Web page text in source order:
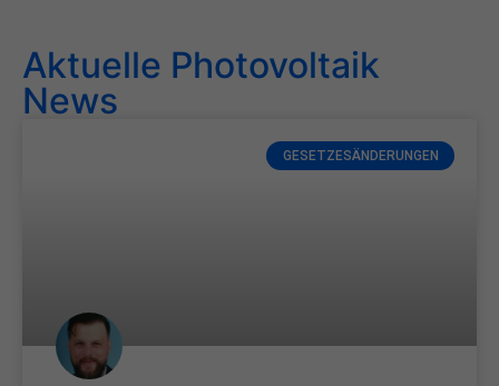
Aktuelle Photovoltaik
News
GESETZESÄNDERUNGEN